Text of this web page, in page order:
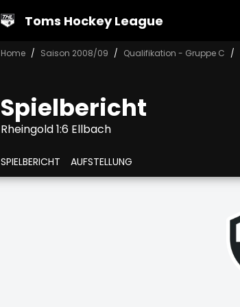
Toms Hockey League
Home Saison 2008/09 Qualifikation - Gruppe C
Spielbericht
Rheingold 1:6 Ellbach
SPIELBERICHT AUFSTELLUNG